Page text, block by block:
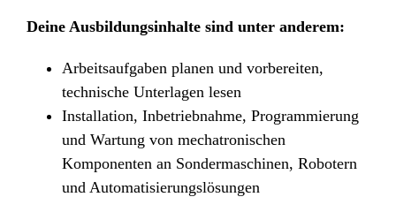
Deine Ausbildungsinhalte sind unter anderem:
Arbeitsaufgaben planen und vorbereiten,
technische Unterlagen lesen
Installation, Inbetriebnahme, Programmierung
und Wartung von mechatronischen
Komponenten an Sondermaschinen, Robotern
und Automatisierungslösungen